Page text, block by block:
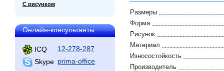
С рисунком
Онлайн-консультанты
ICQ
12-278-287
Skype prima-office
Размеры
Форма
Рисунок
Материал
Износостойкость
Производитель